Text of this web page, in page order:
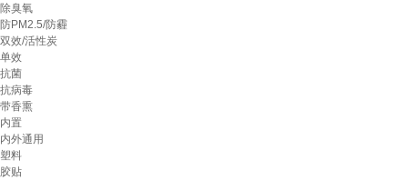
除臭氧
防PM2.5/防霾
双效/活性炭
单效
抗菌
抗病毒
带香熏
内置
内外通用
塑料
胶贴